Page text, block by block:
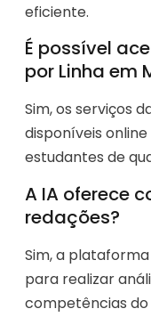
eficiente.
É possível
por Linha em
Sim, os serviços
disponíveis
estudantes de
A IA oferece
redações?
Sim, a
para realizar
competências do